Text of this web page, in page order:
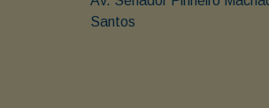
Santos